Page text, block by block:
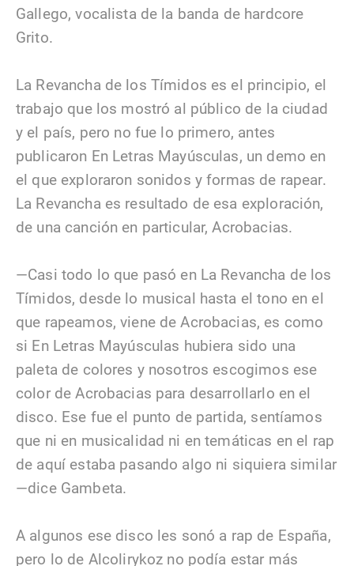
Gallego, vocalista de la banda de hardcore
Grito.
La Revancha de los Tímidos es el principio, el
trabajo que los mostró al público de la ciudad
y el país, pero no fue lo primero, antes
publicaron En Letras Mayúsculas, un demo en
el que exploraron sonidos y formas de rapear.
La Revancha es resultado de esa exploración,
de una canción en particular, Acrobacias.
—Casi todo lo que pasó en La Revancha de los
Tímidos, desde lo musical hasta el tono en el
que rapeamos, viene de Acrobacias, es como
si En Letras Mayúsculas hubiera sido una
paleta de colores y nosotros escogimos ese
color de Acrobacias para desarrollarlo en el
disco. Ese fue el punto de partida, sentíamos
que ni en musicalidad ni en temáticas en el rap
de aquí estaba pasando algo ni siquiera similar
—dice Gambeta.
A algunos ese disco les sonó a rap de España,
pero lo de Alcolirykoz no podía estar más